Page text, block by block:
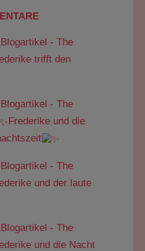
- The
trifft den
- The
Frederike und die
- The
und der laute
- The
und die Nacht